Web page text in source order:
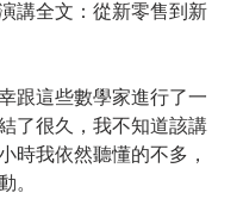
講全文：從新零售到新
跟這些數學家進行了一
了很久，我不知道該講
時我依然聽懂的不多，
。